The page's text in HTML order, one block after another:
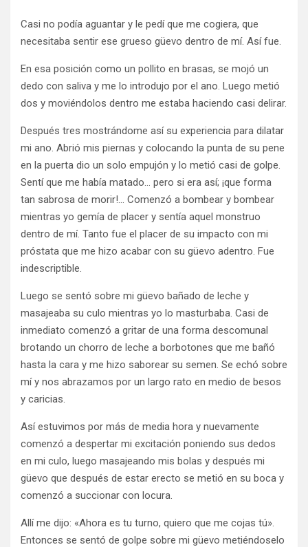
Casi no podía aguantar y le pedí que me cogiera, que
necesitaba sentir ese grueso güevo dentro de mí. Así fue.
En esa posición como un pollito en brasas, se mojó un
dedo con saliva y me lo introdujo por el ano. Luego metió
dos y moviéndolos dentro me estaba haciendo casi delirar.
Después tres mostrándome así su experiencia para dilatar
mi ano. Abrió mis piernas y colocando la punta de su pene
en la puerta dio un solo empujón y lo metió casi de golpe.
Sentí que me había matado… pero si era así; ¡que forma
tan sabrosa de morir!… Comenzó a bombear y bombear
mientras yo gemía de placer y sentía aquel monstruo
dentro de mí. Tanto fue el placer de su impacto con mi
próstata que me hizo acabar con su güevo adentro. Fue
indescriptible.
Luego se sentó sobre mi güevo bañado de leche y
masajeaba su culo mientras yo lo masturbaba. Casi de
inmediato comenzó a gritar de una forma descomunal
brotando un chorro de leche a borbotones que me bañó
hasta la cara y me hizo saborear su semen. Se echó sobre
mí y nos abrazamos por un largo rato en medio de besos
y caricias.
Así estuvimos por más de media hora y nuevamente
comenzó a despertar mi excitación poniendo sus dedos
en mi culo, luego masajeando mis bolas y después mi
güevo que después de estar erecto se metió en su boca y
comenzó a succionar con locura.
Allí me dijo: «Ahora es tu turno, quiero que me cojas tú».
Entonces se sentó de golpe sobre mi güevo metiéndoselo